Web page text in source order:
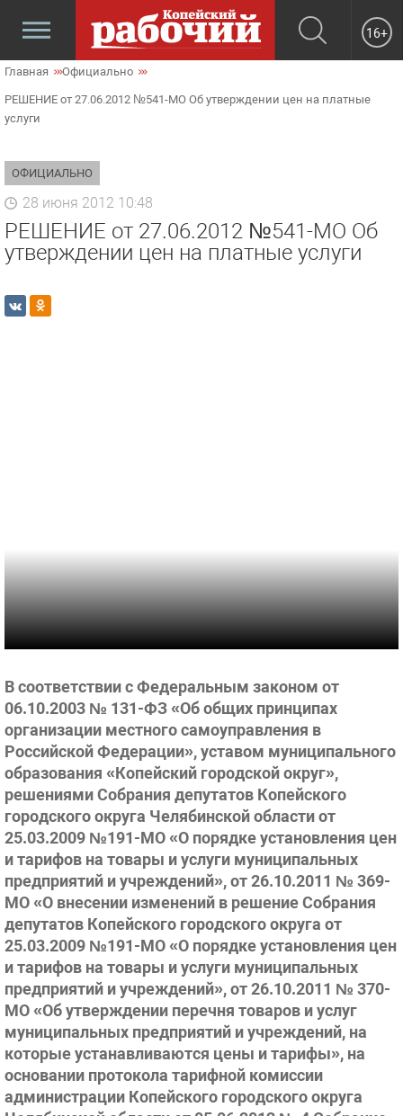
16+
Главная Официально
РЕШЕНИЕ от 27.06.2012 №541-МО Об утверждении цен на платные
услуги
ОФИЦИАЛЬНО
28 июня 2012 10:48
РЕШЕНИЕ от 27.06.2012 №541-МО Об
утверждении цен на платные услуги
В соответствии с Федеральным законом от
06.10.2003 № 131-ФЗ «Об общих принципах
организации местного самоуправления в
Российской Федерации», уставом муниципального
образования «Копейский городской округ»,
решениями Собрания депутатов Копейского
городского округа Челябинской области от
25.03.2009 №191-МО «О порядке установления цен
и тарифов на товары и услуги муниципальных
предприятий и учреждений», от 26.10.2011 № 369-
МО «О внесении изменений в решение Собрания
депутатов Копейского городского округа от
25.03.2009 №191-МО «О порядке установления цен
и тарифов на товары и услуги муниципальных
предприятий и учреждений», от 26.10.2011 № 370-
МО «Об утверждении перечня товаров и услуг
муниципальных предприятий и учреждений, на
которые устанавливаются цены и тарифы», на
основании протокола тарифной комиссии
администрации Копейского городского округа